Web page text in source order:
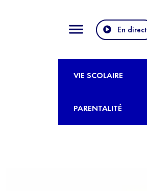
En direct
VIE SCOLAIRE
PARENTALITÉ